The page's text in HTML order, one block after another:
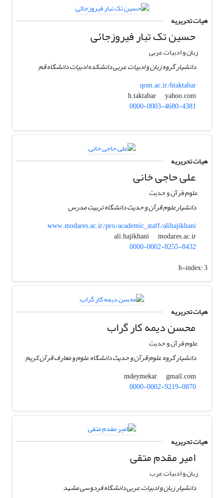
هیات تحریریه
حسین تک تبار فیروزجائی
زبان و ادبیات عربی
دانشیار گروه زبان و ادبیات عربی دانشکده ادبیات دانشگاه قم
qom.ac.ir/htaktabar
h.taktabar
yahoo.com
0000-0003-4680-4381
هیات تحریریه
علی حاجی خانی
علوم قرآن و حدیث
دانشیارعلوم قرآن و حدیث دانشگاه تربیت مدرس
www.modares.ac.ir/pro/academic_staff/alihajikhani
ali.hajikhani
modares.ac.ir
0000-0002-8255-8432
h-index:3
هیات تحریریه
محسن دیمه کار گراب
علوم قرآن و حدیث
دانشیار گروه علوم قرآن و حدیث دانشگاه علوم و معارف قرآن کریم
mdeymekar
gmail.com
0000-0002-9219-0870
هیات تحریریه
امیر مقدم متقی
زبان و ادبیات عرب
دانشیار زبان و ادبیات عربی دانشگاه فردوسی مشهد